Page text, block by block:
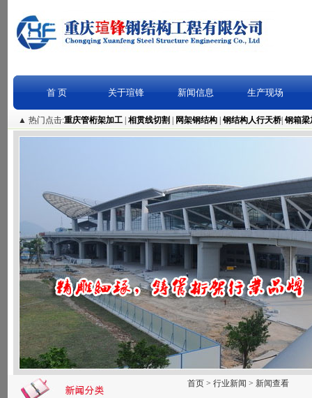
首 页 关于瑄锋 新闻信息 生产现场
▲ 热门点击:重庆管桁架加工 相贯线切割 网架钢结构 钢结构人行天桥 钢箱梁
首页 > 行业新闻 > 新闻查看